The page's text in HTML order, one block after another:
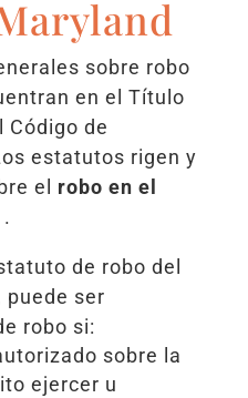
sobre robo
en el Título
Código de
estatutos rigen y
el robo en el
.
de robo del
puede ser
robo si:
sobre la
ejercer u